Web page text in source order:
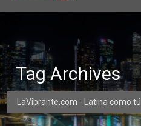
LaVibrante.com - Latina como tú
Tag Archives